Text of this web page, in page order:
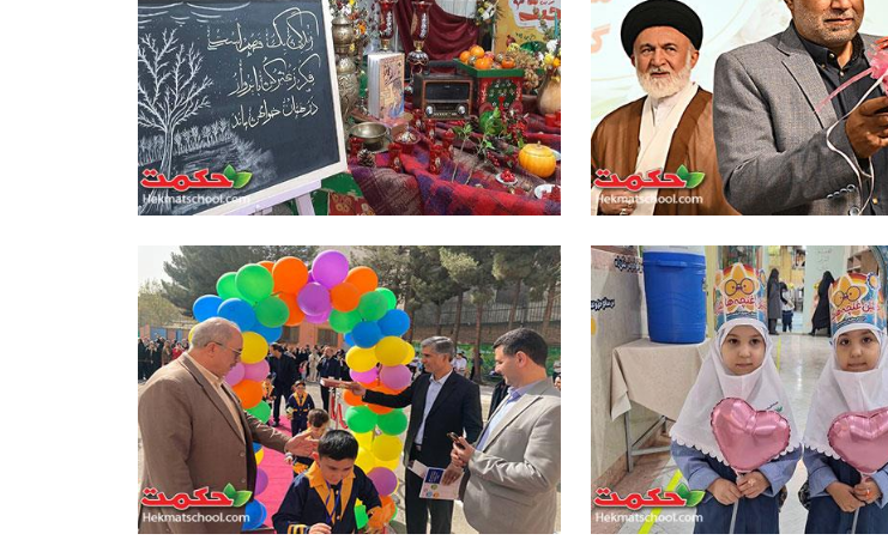
برگزاری جشن یلدا در مدارس حکمت
نبوی
همزمان با فرارسیدن شب یلدا، جشن شب چله با
حضور دانش‌آموزان در مدارس پسرانه و دخترانه
حکمت نبوی برگزار شد.
آغاز سال تحصیلی توسط
قاضی‌عسکر و پدر شهید
شهریاری
سال تحصیلی 404-405